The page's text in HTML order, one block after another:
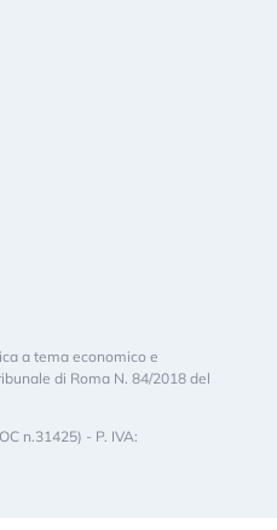
a tema economico e
di Roma N. 84/2018 del
n.31425) - P. IVA: